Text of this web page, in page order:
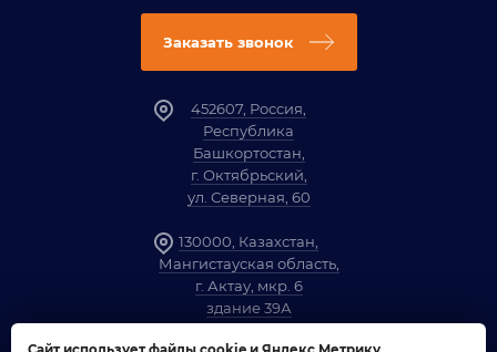
Заказать звонок
452607, Россия,
Республика
Башкортостан,
г. Октябрьский,
ул. Северная, 60
130000, Казахстан,
Мангистауская область,
г. Актау, мкр. 6
здание 39А